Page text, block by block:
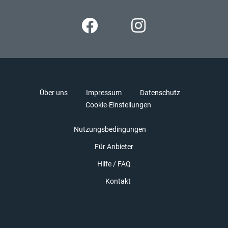
Über uns Impressum
Datenschutz
Cookie-Einstellungen
Nutzungsbedingungen
Für Anbieter
Hilfe / FAQ
Kontakt